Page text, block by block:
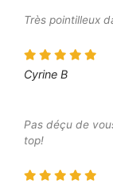
Très pointilleux
Cyrine B
Pas déçu de
top!